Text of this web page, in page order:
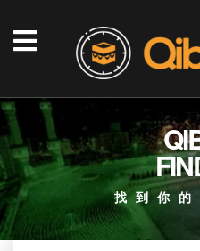
找到你